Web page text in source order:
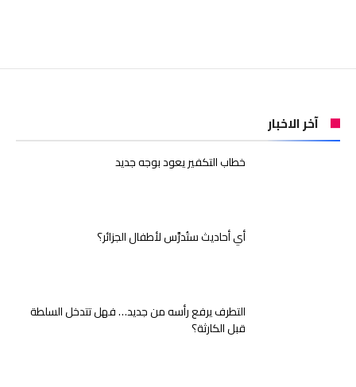
آخر الاخبار
خطاب التكفير يعود بوجه جديد
أي أحاديث ستُدرَّس لأطفال الجزائر؟
التطرف يرفع رأسه من جديد… فهل تتدخل السلطة
قبل الكارثة؟